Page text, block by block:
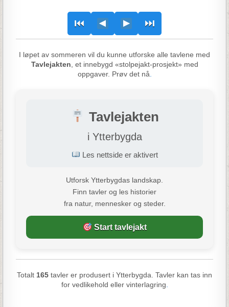
⏮ ⏭
I løpet av sommeren vil du kunne utforske alle tavlene med
Tavlejakten , et innebygd «stolpejakt-prosjekt» med
oppgaver. Prøv det nå
Tavlejakten
i Ytterbygda
Les nettside er aktivert
Utforsk Ytterbygdas landskap.
Finn tavler og les historier
fra natur, mennesker og steder.
Start tavlejakt
Totalt 165 tavler er produsert i Ytterbygda. Tavler kan tas inn
for vedlikehold eller vinterlagring